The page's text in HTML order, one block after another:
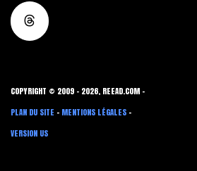
COPYRIGHT © 2009 - 2026, REEAD.COM -
PLAN DU SITE - MENTIONS LÉGALES -
VERSION US